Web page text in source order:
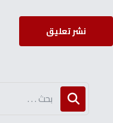
نشر تعليق